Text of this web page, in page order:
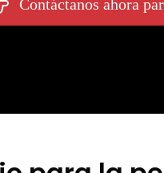
Contáctanos ahora